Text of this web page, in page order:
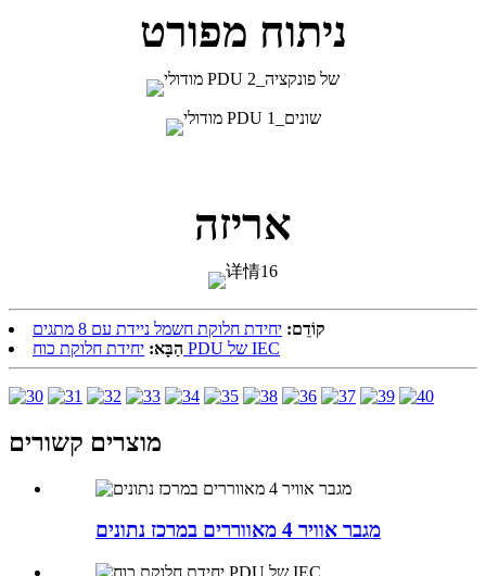
ניתוח מפורט
אריזה
קוֹדֵם: יחידת חלוקת חשמל ניידת עם 8 מתגים
הַבָּא:
יחידת חלוקת כוח PDU של IEC
מוצרים קשורים
מגבר אוויר 4 מאווררים במרכז נתונים